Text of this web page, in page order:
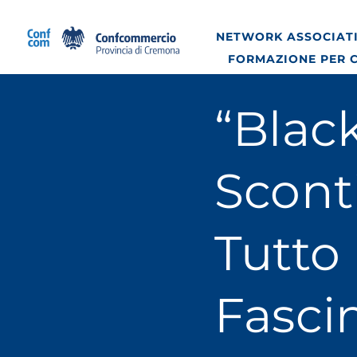
contenuto
NETWORK
FORMAZIONE PER
Tutto